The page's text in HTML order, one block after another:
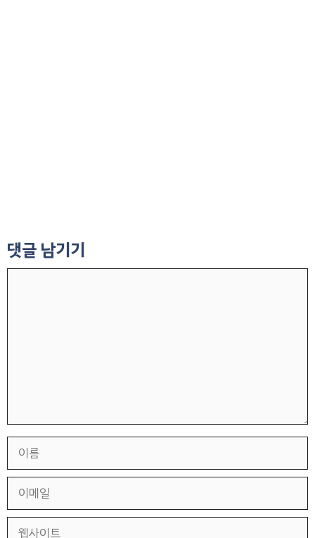
댓글 남기기
일